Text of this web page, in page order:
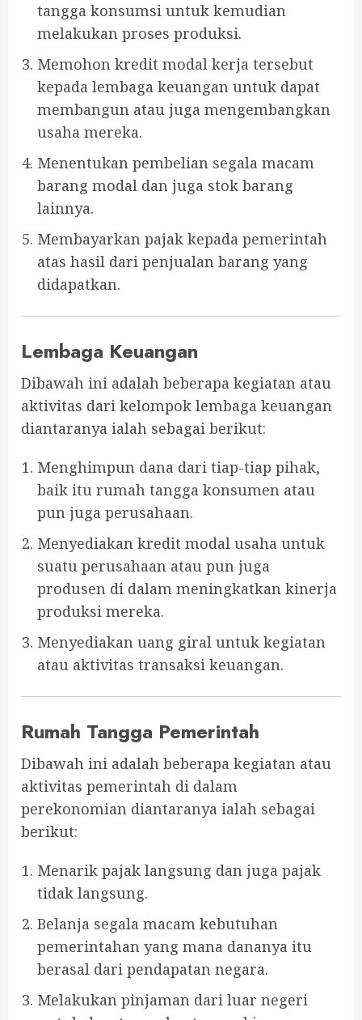
tangga konsumsi untuk kemudian
melakukan proses produksi.
Memohon kredit modal kerja tersebut
kepada lembaga keuangan untuk dapat
membangun atau juga mengembangkan
usaha mereka.
Menentukan pembelian segala macam
barang modal dan juga stok barang
lainnya.
Membayarkan pajak kepada pemerintah
atas hasil dari penjualan barang yang
didapatkan.
Lembaga Keuangan
Dibawah ini adalah beberapa kegiatan atau
aktivitas dari kelompok lembaga keuangan
diantaranya ialah sebagai berikut:
Menghimpun dana dari tiap-tiap pihak,
baik itu rumah tangga konsumen atau
pun juga perusahaan.
Menyediakan kredit modal usaha untuk
suatu perusahaan atau pun juga
produsen di dalam meningkatkan kinerja
produksi mereka.
Menyediakan uang giral untuk kegiatan
atau aktivitas transaksi keuangan.
Rumah Tangga Pemerintah
Dibawah ini adalah beberapa kegiatan atau
aktivitas pemerintah di dalam
perekonomian diantaranya ialah sebagai
berikut:
Menarik pajak langsung dan juga pajak
tidak langsung.
Belanja segala macam kebutuhan
pemerintahan yang mana dananya itu
berasal dari pendapatan negara.
Melakukan pinjaman dari luar negeri